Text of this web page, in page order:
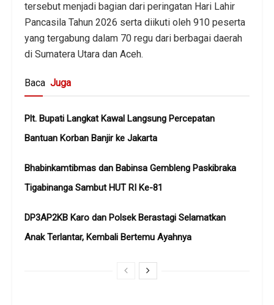
tersebut menjadi bagian dari peringatan Hari Lahir
Pancasila Tahun 2026 serta diikuti oleh 910 peserta
yang tergabung dalam 70 regu dari berbagai daerah
di Sumatera Utara dan Aceh.
Baca Juga
Plt. Bupati Langkat Kawal Langsung Percepatan
Bantuan Korban Banjir ke Jakarta
Bhabinkamtibmas dan Babinsa Gembleng Paskibraka
Tigabinanga Sambut HUT RI Ke-81
DP3AP2KB Karo dan Polsek Berastagi Selamatkan
Anak Terlantar, Kembali Bertemu Ayahnya